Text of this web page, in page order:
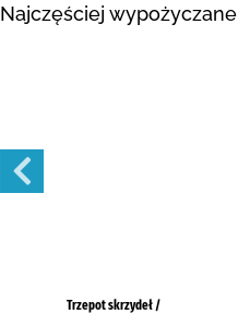
Najczęściej wypożyczane
Trzepot skrzydeł /